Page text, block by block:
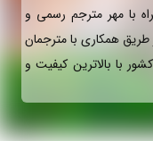
با مهر مترجم رسمی و
طریق همکاری با مترجمان
با بالاترین کیفیت و